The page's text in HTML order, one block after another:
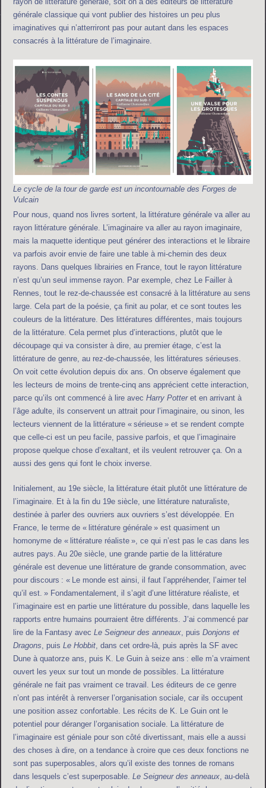
générale classique qui vont publier des histoires un peu plus
imaginatives qui n’atterriront pas pour autant dans les espaces
consacrés à la littérature de l’imaginaire.
Le cycle de la tour de garde est un incontournable des Forges de
Vulcain
Pour nous, quand nos livres sortent, la littérature générale va aller au
rayon littérature générale. L’imaginaire va aller au rayon imaginaire,
mais la maquette identique peut générer des interactions et le libraire
va parfois avoir envie de faire une table à mi-chemin des deux
rayons. Dans quelques librairies en France, tout le rayon littérature
n’est qu’un seul immense rayon. Par exemple, chez Le Failler à
Rennes, tout le rez-de-chaussée est consacré à la littérature au sens
large. Cela part de la poésie, ça finit au polar, et ce sont toutes les
couleurs de la littérature. Des littératures différentes, mais toujours
de la littérature. Cela permet plus d’interactions, plutôt que le
découpage qui va consister à dire, au premier étage, c’est la
littérature de genre, au rez-de-chaussée, les littératures sérieuses.
On voit cette évolution depuis dix ans. On observe également que
les lecteurs de moins de trente-cinq ans apprécient cette interaction,
parce qu’ils ont commencé à lire avecHarry Potteret en arrivant à
l’âge adulte, ils conservent un attrait pour l’imaginaire, ou sinon, les
lecteurs viennent de la littérature « sérieuse » et se rendent compte
que celle-ci est un peu facile, passive parfois, et que l’imaginaire
propose quelque chose d’exaltant, et ils veulent retrouver ça. On a
aussi des gens qui font le choix inverse.
Initialement, au 19e siècle, la littérature était plutôt une littérature de
l’imaginaire. Et à la fin du 19e siècle, une littérature naturaliste,
destinée à parler des ouvriers aux ouvriers s’est développée. En
France, le terme de « littérature générale » est quasiment un
homonyme de « littérature réaliste », ce qui n’est pas le cas dans les
autres pays. Au 20e siècle, une grande partie de la littérature
générale est devenue une littérature de grande consommation, avec
pour discours : « Le monde est ainsi, il faut l’appréhender, l’aimer tel
qu’il est. » Fondamentalement, il s’agit d’une littérature réaliste, et
l’imaginaire est en partie une littérature du possible, dans laquelle les
rapports entre humains pourraient être différents. J’ai commencé par
lire de la Fantasy avecLe Seigneur des anneaux , puisDonjons et
Dragons , puisLe Hobbit , dans cet ordre-là, puis après la SF avec
Dune à quatorze ans, puis K. Le Guin à seize ans : elle m’a vraiment
ouvert les yeux sur tout un monde de possibles. La littérature
générale ne fait pas vraiment ce travail. Les éditeurs de ce genre
n’ont pas intérêt à renverser l’organisation sociale, car ils occupent
une position assez confortable. Les récits de K. Le Guin ont le
potentiel pour déranger l’organisation sociale. La littérature de
l’imaginaire est géniale pour son côté divertissant, mais elle a aussi
des choses à dire, on a tendance à croire que ces deux fonctions ne
sont pas superposables, alors qu’il existe des tonnes de romans
dans lesquels c’est superposable.Le Seigneur des anneaux , au-delà